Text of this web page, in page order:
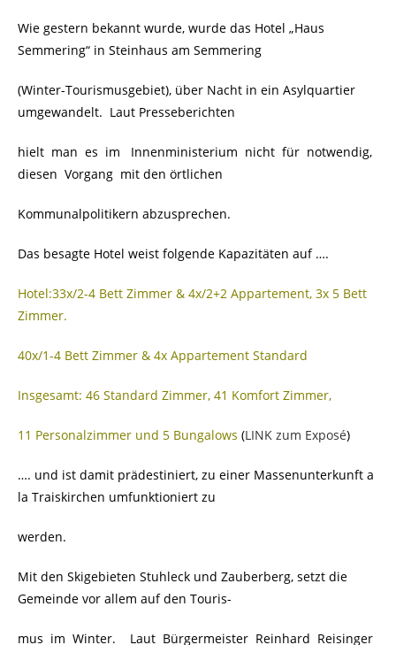
Wie gestern bekannt wurde, wurde das Hotel „Haus
Semmering“ in Steinhaus am Semmering
(Winter-Tourismusgebiet), über Nacht in ein Asylquartier
umgewandelt. Laut Presseberichten
hielt man es im Innenministerium nicht für notwendig,
diesen Vorgang mit den örtlichen
Kommunalpolitikern abzusprechen.
Das besagte Hotel weist folgende Kapazitäten auf ….
Hotel:33x/2-4 Bett Zimmer & 4x/2+2 Appartement, 3x 5 Bett
Zimmer.
40x/1-4 Bett Zimmer & 4x Appartement Standard
Insgesamt: 46 Standard Zimmer, 41 Komfort Zimmer,
11 Personalzimmer und 5 Bungalows (LINK zum Exposé)
…. und ist damit prädestiniert, zu einer Massenunterkunft a
la Traiskirchen umfunktioniert zu
werden.
Mit den Skigebieten Stuhleck und Zauberberg, setzt die
Gemeinde vor allem auf den Touris-
mus im Winter. Laut Bürgermeister Reinhard Reisinger